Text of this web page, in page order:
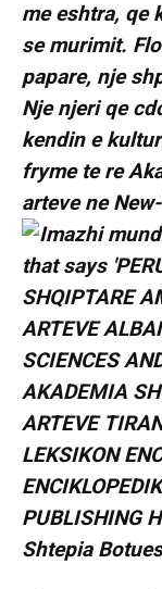
me eshtra, qe
se murimit.
papare, nje
Nje njeri qe
kendin e
fryme te re
arteve ne